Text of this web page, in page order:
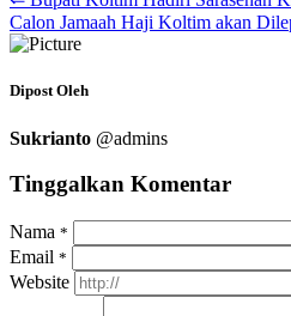
Calon Jamaah Haji Koltim akan
Dipost Oleh
Sukrianto @admins
Tinggalkan Komentar
Nama *
Email *
Website